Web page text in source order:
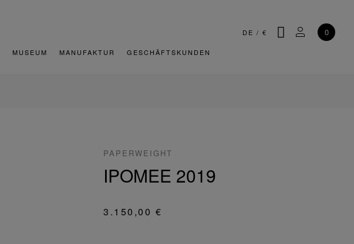
DE / € SUCHEMEIN
0
MUSEUM MANUFAKTUR GESCHÄFTSKUNDEN
PAPERWEIGHT
IPOMEE 2019
3.150,00 €